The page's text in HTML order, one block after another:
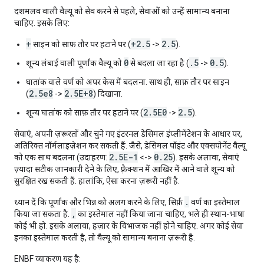
दशमलव वाली वैल्यू को सेव करने से पहले, सेवाओं को उन्हें सामान्य बनाना
चाहिए . इसके लिए:
+ साइन को साफ़ तौर पर हटाने पर (+2.5 -> 2.5).
शून्य लंबाई वाली पूर्णांक वैल्यू को 0से बदला जा रहा है ( .5 -> 0.5).
घातांक वाले वर्ण को अपर केस में बदलना. साथ ही, साफ़ तौर पर साइन
(2.5e8 -> 2.5E+8) दिखाना.
शून्य घातांक को साफ़ तौर पर हटाने पर (2.5E0 -> 2.5).
सेवाएं, अपनी ज़रूरतों और चुने गए इंटरनल डेसिमल इंप्लीमेंटेशन के आधार पर,
अतिरिक्त नॉर्मलाइज़ेशनकर सकती हैं . जैसे, डेसिमल पॉइंट और एक्सपोनेंट वैल्यू
को एक साथ बदलना (उदाहरण: 2.5E-1 <-> 0.25). इसके अलावा, सेवाएं
ज़्यादा सटीक जानकारी देने के लिए, फ़्रैक्शन में आखिर में आने वाले शून्य को
सुरक्षित रखसकती हैं . हालांकि, ऐसा करना ज़रूरी नहीं है.
ध्यान दें कि पूर्णांक और भिन्न को अलग करने के लिए, सिर्फ़ . वर्ण का इस्तेमाल
किया जा सकता है. , का इस्तेमालनहीं किया जाना चाहिए, भले ही स्थान-भाषा
कोई भी हो. इसके अलावा, हज़ार के विभाजकनहीं होने चाहिए . अगर कोई सेवा
इनका इस्तेमाल करती है, तो वैल्यू को सामान्य बनानाज़रूरीहै.
ENBF व्याकरण यह है: